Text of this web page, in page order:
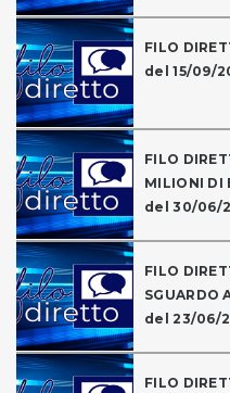
FILO
del 15/09/
FILO
MILIONI DI
del 30/06/
FILO
SGUARDO
del 23/06/
FILO